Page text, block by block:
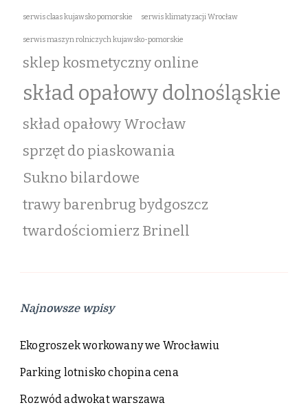
serwis claas kujawsko pomorskie serwis klimatyzacji Wrocław
serwis maszyn rolniczych kujawsko-pomorskie
sklep kosmetyczny online
skład opałowy dolnośląskie
skład opałowy Wrocław
sprzęt do piaskowania
Sukno bilardowe
trawy barenbrug bydgoszcz
twardościomierz Brinell
Najnowsze wpisy
Ekogroszek workowany we Wrocławiu
Parking lotnisko chopina cena
Rozwód adwokat warszawa